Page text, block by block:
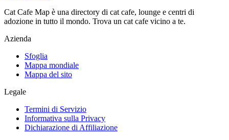
Cat Cafe Map è una directory di cat cafe, lounge e centri di
adozione in tutto il mondo. Trova un cat cafe vicino a te.
Azienda
Sfoglia
Mappa mondiale
Mappa del sito
Legale
Termini di Servizio
Informativa sulla Privacy
Dichiarazione di Affiliazione